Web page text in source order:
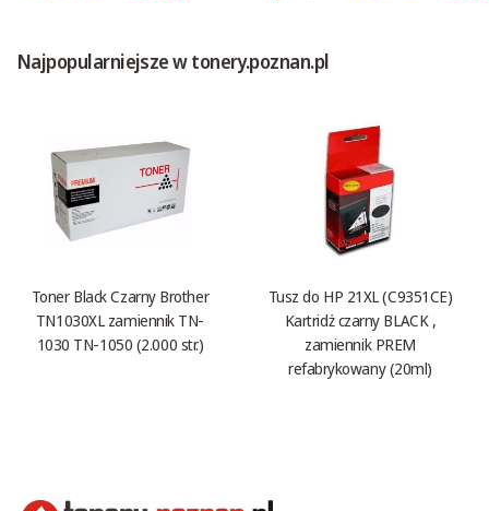
Najpopularniejsze w tonery.poznan.pl
Toner Black Czarny Brother
TN1030XL zamiennik TN-
1030 TN-1050 (2.000 str.)
Tusz do HP 21XL (C9351CE)
Kartridż czarny BLACK ,
zamiennik PREM
refabrykowany (20ml)